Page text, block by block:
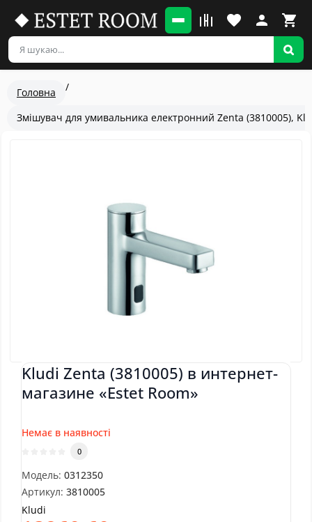
Головна
Змішувач для умивальника електронний Zenta (3810005),
Kludi Zenta (3810005) в интернет-
магазине «Estet Room»
Немає в наявності
0
Модель: 0312350
Артикул: 3810005
Kludi